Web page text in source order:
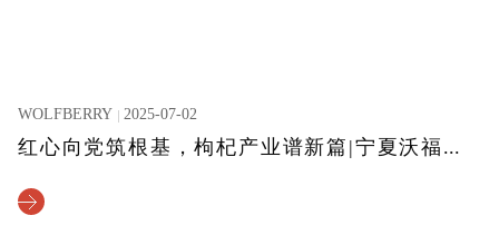
WOLFBERRY 2025-07-02
红心向党筑根基，枸杞产业谱新篇|宁夏沃福百瑞枸杞产业股份有限公司党支部举行主题党建活动